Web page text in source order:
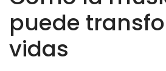
puede
vidas